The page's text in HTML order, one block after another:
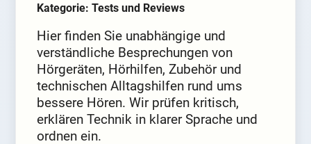
Kategorie: Tests und Reviews
Hier finden Sie unabhängige und
verständliche Besprechungen von
Hörgeräten, Hörhilfen, Zubehör und
technischen Alltagshilfen rund ums
bessere Hören. Wir prüfen kritisch,
erklären Technik in klarer Sprache und
ordnen ein.